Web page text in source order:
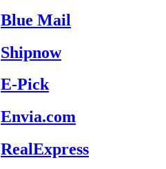
Blue Mail
Shipnow
E-Pick
Envia.com
RealExpress